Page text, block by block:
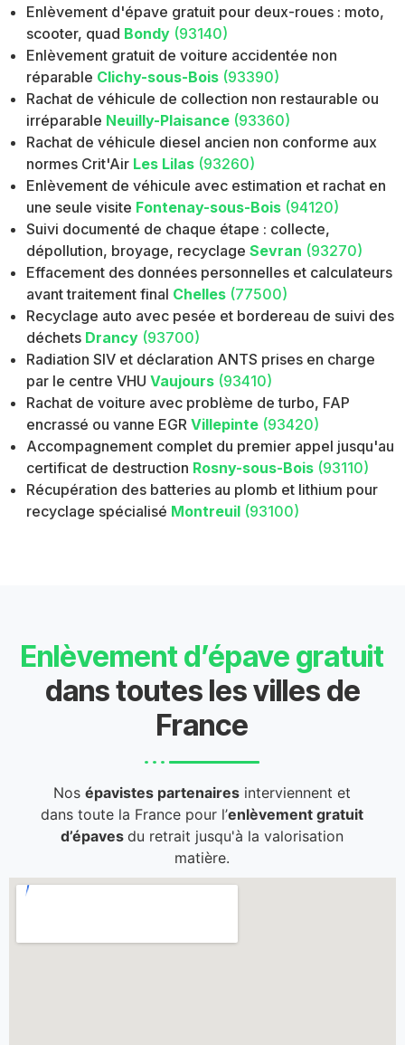
Enlèvement d'épave gratuit pour deux-roues : moto,
scooter, quad Bondy (93140)
Enlèvement gratuit de voiture accidentée non
réparable Clichy-sous-Bois (93390)
Rachat de véhicule de collection non restaurable ou
irréparable Neuilly-Plaisance (93360)
Rachat de véhicule diesel ancien non conforme aux
normes Crit'Air Les Lilas (93260)
Enlèvement de véhicule avec estimation et rachat en
une seule visite Fontenay-sous-Bois (94120)
Suivi documenté de chaque étape : collecte,
dépollution, broyage, recyclage Sevran (93270)
Effacement des données personnelles et calculateurs
avant traitement final Chelles (77500)
Recyclage auto avec pesée et bordereau de suivi des
déchets Drancy (93700)
Radiation SIV et déclaration ANTS prises en charge
par le centre VHU Vaujours (93410)
Rachat de voiture avec problème de turbo, FAP
encrassé ou vanne EGR Villepinte (93420)
Accompagnement complet du premier appel jusqu'au
certificat de destruction Rosny-sous-Bois (93110)
Récupération des batteries au plomb et lithium pour
recyclage spécialisé Montreuil (93100)
Enlèvement d’épave gratuit
dans toutes les villes de
France
Nosépavistes partenaires interviennent et
dans toute la France pour l’enlèvement gratuit
d’épavesdu retrait jusqu'à la valorisation
matière.